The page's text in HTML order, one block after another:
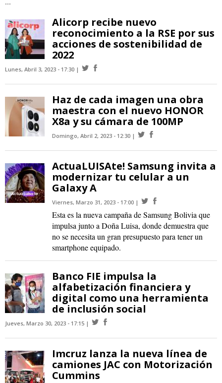
Alicorp recibe nuevo
reconocimiento a la RSE por sus
acciones de sostenibilidad de
2022
Lunes, Abril 3, 2023 - 17:30
Haz de cada imagen una obra
maestra con el nuevo HONOR
X8a y su cámara de 100MP
Domingo, Abril 2, 2023 - 12:30
ActuaLUISAte! Samsung invita a
modernizar tu celular a un
Galaxy A
Viernes, Marzo 31, 2023 - 17:00
Esta es la nueva campaña de Samsung Bolivia que
impulsa junto a Doña Luisa, donde demuestra que
no se necesita un gran presupuesto para tener un
smartphone equipado.
Banco FIE impulsa la
alfabetización financiera y
digital como una herramienta
de inclusión social
Jueves, Marzo 30, 2023 - 17:15
Imcruz lanza la nueva línea de
camiones JAC con Motorización
Cummins